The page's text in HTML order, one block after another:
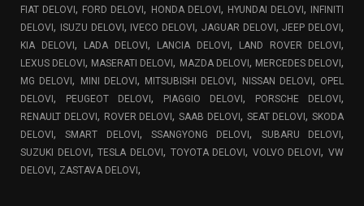
FIAT DELOVI, FORD DELOVI, HONDA DELOVI , HYUNDAI DELOVI ,
INFINITI
DELOVI , ISUZU DELOVI , IVECO DELOVI , JAGUAR DELOVI ,JEEP DELOVI ,
KIA DELOVI , LADA DELOVI , LANCIA DELOVI , LAND ROVER DELOVI ,
LEXUS DELOVI, MASERATI DELOVI, MAZDA DELOVI , MERCEDES DELOVI,
MG DELOVI, MINI DELOVI , MITSUBISHI DELOVI, NISSAN DELOVI , OPEL
DELOVI , PEUGEOT DELOVI , PIAGGIO DELOVI , PORSCHE DELOVI ,
RENAULT DELOVI , ROVER DELOVI, SAAB DELOVI , SEAT DELOVI, SKODA
DELOVI ,SMART DELOVI ,SSANGYONG DELOVI, SUBARU DELOVI,
SUZUKI DELOVI ,TESLA DELOVI , TOYOTA DELOVI, VOLVO DELOVI, VW
DELOVI , ZASTAVA DELOVI ,